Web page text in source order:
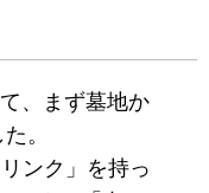
、まず墓地か
。
ンク」を持っ